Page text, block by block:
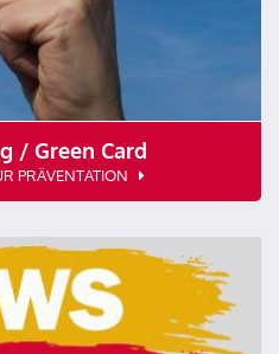
/ Green Card
PRÄVENTATION